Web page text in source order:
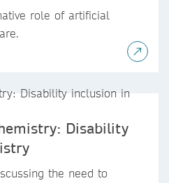
role of artificial
Disability
the need to